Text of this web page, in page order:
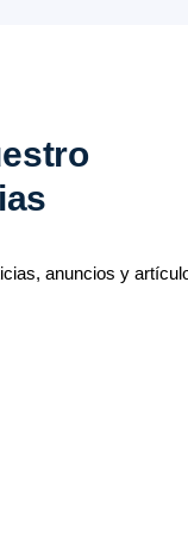
anuncios y